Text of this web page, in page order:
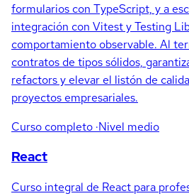
formularios con TypeScript, y a
integración con Vitest y Testing
comportamiento observable. Al
contratos de tipos sólidos,
refactors y elevar el listón de
proyectos empresariales.
Curso completo ·Nivel medio
React
Curso integral de React para